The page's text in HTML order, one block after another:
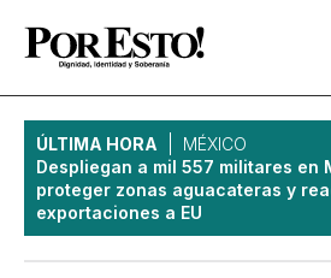
ÚLTIMA HORA
MÉXICO
Despliegan a mil 557 militares en
proteger zonas aguacateras y
exportaciones a EU